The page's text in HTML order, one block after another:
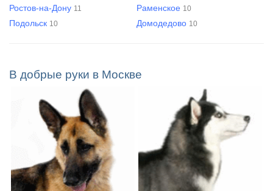
Ростов-на-Дону 11 Раменское 10
Подольск 10 Домодедово 10
В добрые руки в Москве